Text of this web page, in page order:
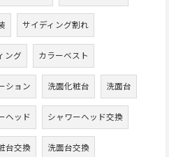
サイディング割れ
ング カラーベスト
ション 洗面化粧台 洗面台
ヘッド シャワーヘッド交換
台交換 洗面台交換